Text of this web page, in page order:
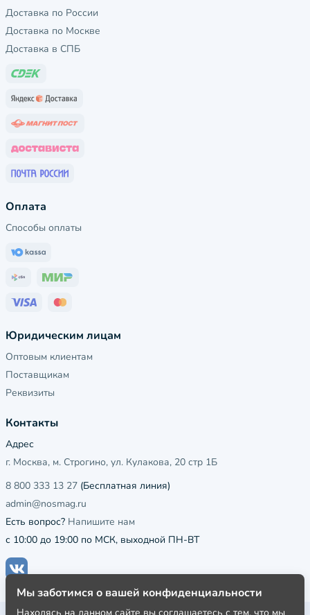
Доставка по России
Доставка по Москве
Доставка в СПБ
Оплата
Способы оплаты
Юридическим лицам
Оптовым клиентам
Поставщикам
Реквизиты
Контакты
Адрес
г. Москва, м. Строгино, ул. Кулакова, 20 стр 1Б
8 800 333 13 27 (Бесплатная линия)
admin@nosmag.ru
Есть вопрос? Напишите нам
с 10:00 до 19:00 по МСК, выходной ПН-ВТ
Мы заботимся о вашей конфиденциальности